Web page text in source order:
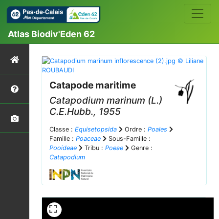
Atlas Biodiv'Eden 62
Catapode maritime
Catapodium marinum (L.)
C.E.Hubb., 1955
Classe : Equisetopsida Ordre : Poales
Famille : Poaceae
Sous-Famille :
Pooideae
Tribu : Poeae
Genre :
Catapodium